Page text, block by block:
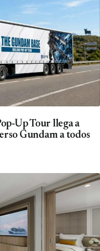
Up Tour llega a
Gundam a todos